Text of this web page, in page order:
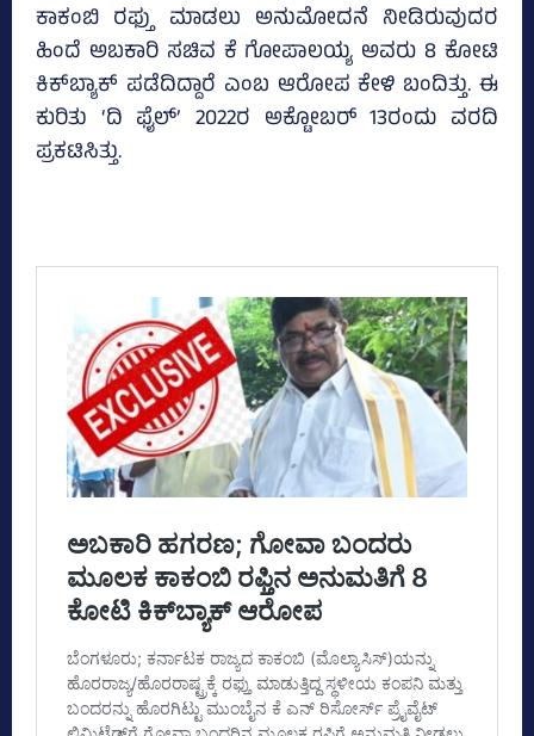
ಕಾಕಂಬಿ ರಫ್ತು ಮಾಡಲು ಅನುಮೋದನೆ ನೀಡಿರುವುದರ
ಹಿಂದೆ ಅಬಕಾರಿ ಸಚಿವ ಕೆ ಗೋಪಾಲಯ್ಯ ಅವರು 8 ಕೋಟಿ
ಕಿಕ್‌ಬ್ಯಾಕ್‌ ಪಡೆದಿದ್ದಾರೆ ಎಂಬ ಆರೋಪ ಕೇಳಿ ಬಂದಿತ್ತು. ಈ
ಕುರಿತು ‘ದಿ ಫೈಲ್‌’ 2022ರ ಅಕ್ಟೋಬರ್‌ 13ರಂದು ವರದಿ
ಪ್ರಕಟಿಸಿತ್ತು.